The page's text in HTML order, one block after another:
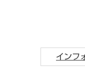
インフ